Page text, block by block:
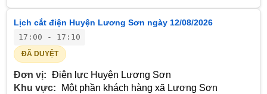
Lịch cắt điện Huyện Lương Sơn ngày 12/08/2026
17:00 - 17:10
ĐÃ DUYỆT
Đơn vị: Điện lực Huyện Lương Sơn
Khu vực:
Một phần khách hàng xã Lương Sơn